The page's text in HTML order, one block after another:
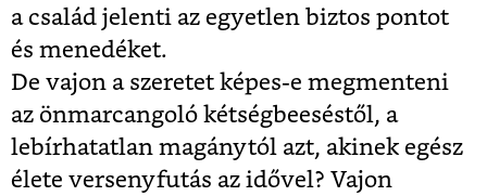
a család jelenti az egyetlen biztos pontot
és menedéket.
De vajon a szeretet képes-e megmenteni
az önmarcangoló kétségbeeséstől, a
lebírhatatlan magánytól azt, akinek egész
élete versenyfutás az idővel? Vajon